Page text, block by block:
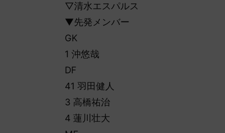
▽清水エスパルス
▼先発メンバー
GK
1 沖悠哉
DF
41 羽田健人
3 高橋祐治
4 蓮川壮大